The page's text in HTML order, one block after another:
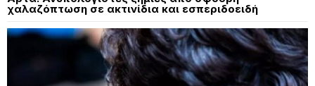
χαλαζόπτωση σε ακτινίδια και εσπεριδοειδή